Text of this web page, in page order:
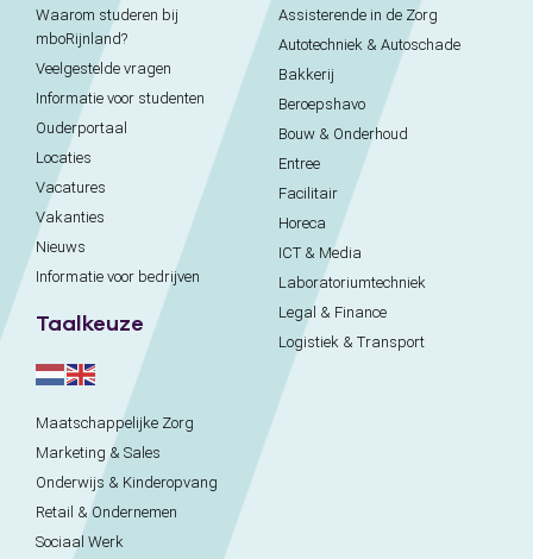
Waarom studeren bij
mboRijnland?
Veelgestelde vragen
Informatie voor studenten
Ouderportaal
Locaties
Vacatures
Vakanties
Nieuws
Informatie voor bedrijven
Taalkeuze
Assisterende in de Zorg
Autotechniek & Autoschade
Bakkerij
Beroepshavo
Bouw & Onderhoud
Entree
Facilitair
Horeca
ICT & Media
Laboratoriumtechniek
Legal & Finance
Logistiek & Transport
Maatschappelijke Zorg
Marketing & Sales
Onderwijs & Kinderopvang
Retail & Ondernemen
Sociaal Werk